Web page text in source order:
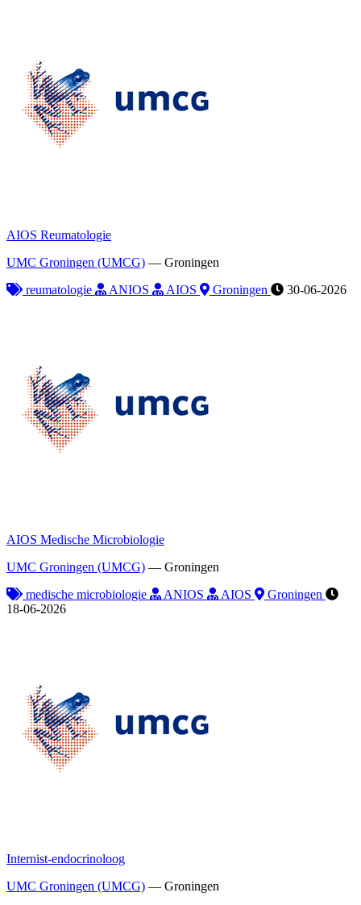
AIOS Reumatologie
UMC Groningen (UMCG) — Groningen
reumatologie
ANIOS AIOS Groningen 30-06-2026
AIOS Medische Microbiologie
UMC Groningen (UMCG) — Groningen
medische microbiologie
ANIOS AIOS
Groningen
18-06-2026
Internist-endocrinoloog
UMC Groningen (UMCG) — Groningen